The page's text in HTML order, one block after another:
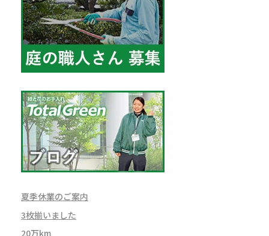
夏季休業のご案内
3枚揃いました
20万km